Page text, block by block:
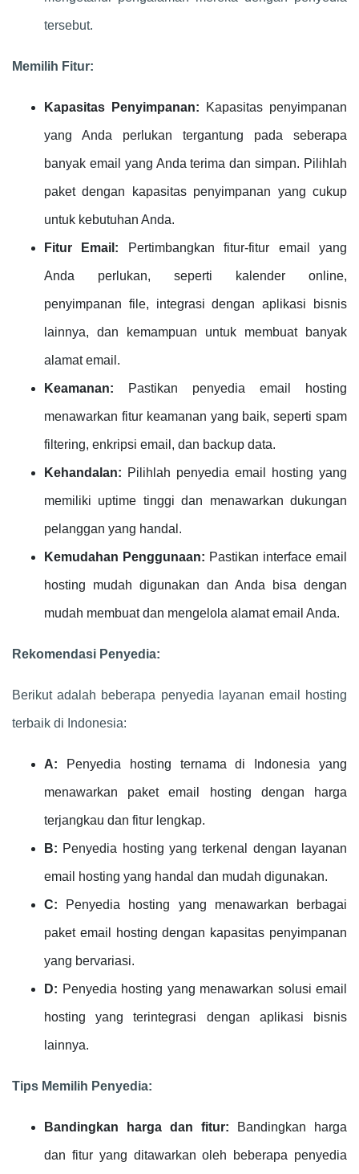
tersebut.
Memilih Fitur:
Kapasitas Penyimpanan: Kapasitas penyimpanan
yang Anda perlukan tergantung pada seberapa
banyak email yang Anda terima dan simpan. Pilihlah
paket dengan kapasitas penyimpanan yang cukup
untuk kebutuhan Anda.
Fitur Email: Pertimbangkan fitur-fitur email yang
Anda perlukan, seperti kalender online,
penyimpanan file, integrasi dengan aplikasi bisnis
lainnya, dan kemampuan untuk membuat banyak
alamat email.
Keamanan: Pastikan penyedia email hosting
menawarkan fitur keamanan yang baik, seperti spam
filtering, enkripsi email, dan backup data.
Kehandalan: Pilihlah penyedia email hosting yang
memiliki uptime tinggi dan menawarkan dukungan
pelanggan yang handal.
Kemudahan Penggunaan: Pastikan interface email
hosting mudah digunakan dan Anda bisa dengan
mudah membuat dan mengelola alamat email Anda.
Rekomendasi Penyedia:
Berikut adalah beberapa penyedia layanan email hosting
terbaik di Indonesia:
A: Penyedia hosting ternama di Indonesia yang
menawarkan paket email hosting dengan harga
terjangkau dan fitur lengkap.
B: Penyedia hosting yang terkenal dengan layanan
email hosting yang handal dan mudah digunakan.
C: Penyedia hosting yang menawarkan berbagai
paket email hosting dengan kapasitas penyimpanan
yang bervariasi.
D: Penyedia hosting yang menawarkan solusi email
hosting yang terintegrasi dengan aplikasi bisnis
lainnya.
Tips Memilih Penyedia:
Bandingkan harga dan fitur: Bandingkan harga
dan fitur yang ditawarkan oleh beberapa penyedia